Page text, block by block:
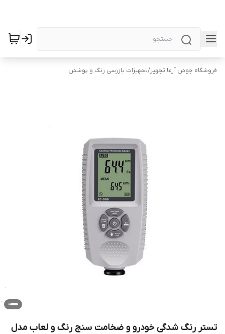
فروشگاه جوش آزما تجهیز/تجهیزات بازرسی رنگ و پوشش
تستر رنگ شدگی خودرو و ضخامت سنج رنگ و لعاب مدل